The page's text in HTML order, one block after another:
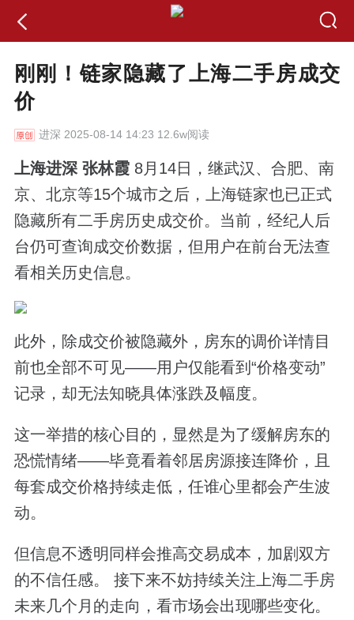
刚刚！链家隐藏了上海二手房成交
价
进深 2025-08-14 14:23 12.6w阅读
上海进深 张林霞8月14日，继武汉、合肥、南
京、北京等15个城市之后，上海链家也已正式
隐藏所有二手房历史成交价。当前，经纪人后
台仍可查询成交价数据，但用户在前台无法查
看相关历史信息。
此外，除成交价被隐藏外，房东的调价详情目
前也全部不可见——用户仅能看到“价格变动”
记录，却无法知晓具体涨跌及幅度。
这一举措的核心目的，显然是为了缓解房东的
恐慌情绪——毕竟看着邻居房源接连降价，且
每套成交价格持续走低，任谁心里都会产生波
动。
但信息不透明同样会推高交易成本，加剧双方
的不信任感。 接下来不妨持续关注上海二手房
未来几个月的走向，看市场会出现哪些变化。